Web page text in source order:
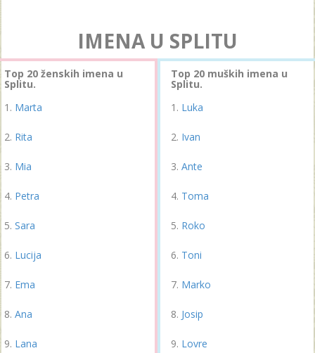
IMENA U SPLITU
Top 20 ženskih imena u
Splitu.
Marta
Rita
Mia
Petra
Sara
Lucija
Ema
Ana
Lana
Top 20 muških imena u
Splitu.
Luka
Ivan
Ante
Toma
Roko
Toni
Marko
Josip
Lovre